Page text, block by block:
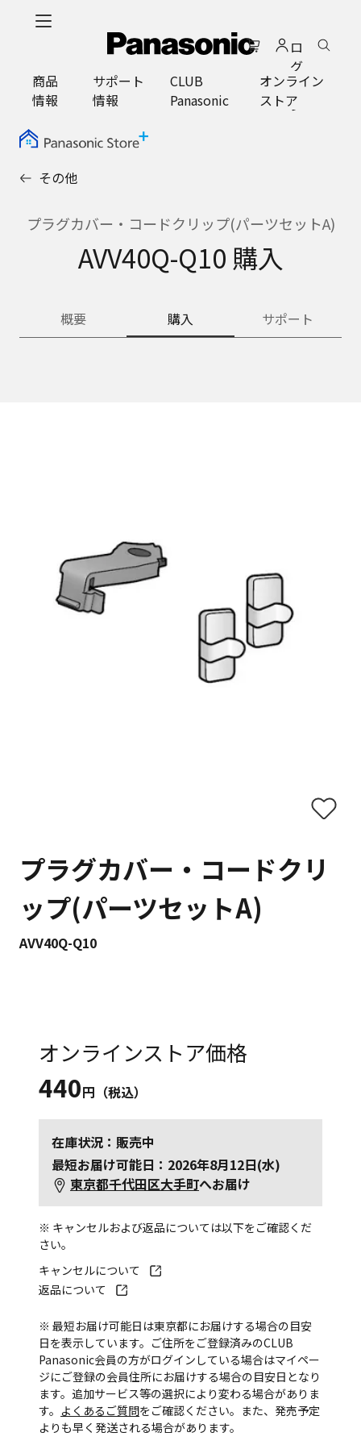
ロ
グ
イ
ン
商品
情報
サポート
情報
CLUB
Panasonic
オンライン
ストア
その他
プラグカバー・コードクリップ(パーツセットA)
AVV40Q-Q10 購入
概要 購入 サポート
プラグカバー・コードクリ
ップ(パーツセットA)
AVV40Q-Q10
オンラインストア価格
440円（税込）
在庫状況：販売中
最短お届け可能日：2026年8月12日(水)
東京都千代田区大手町へお届け
※ キャンセルおよび返品については以下をご確認くだ
さい。
キャンセルについて
返品について
※ 最短お届け可能日は東京都にお届けする場合の目安
日を表示しています。ご住所をご登録済みのCLUB
Panasonic会員の方がログインしている場合はマイペー
ジにご登録の会員住所にお届けする場合の目安日となり
ます。追加サービス等の選択により変わる場合がありま
す。 よくあるご質問をご確認ください。また、発売予定
よりも早く発送される場合があります。